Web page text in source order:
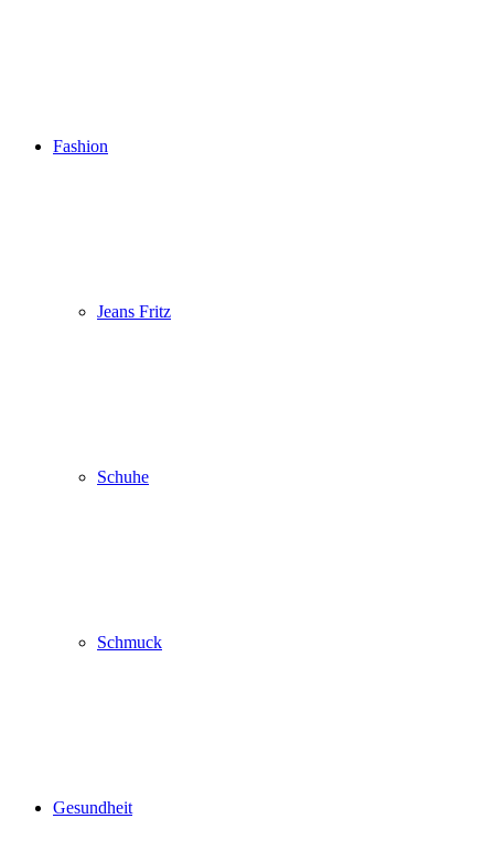
Fashion
Jeans Fritz
Schuhe
Schmuck
Gesundheit